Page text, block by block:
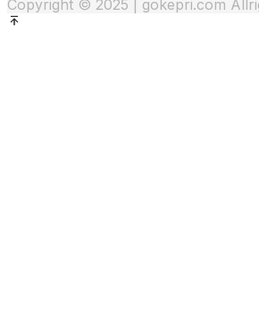
Copyright © 2025 | gokepri.com